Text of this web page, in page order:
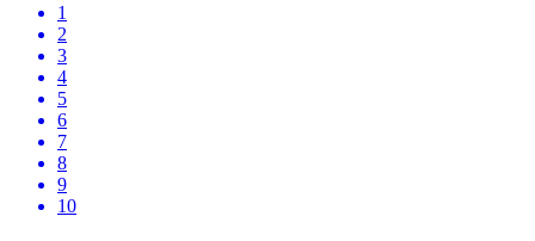
1
2
3
4
5
6
7
8
9
10